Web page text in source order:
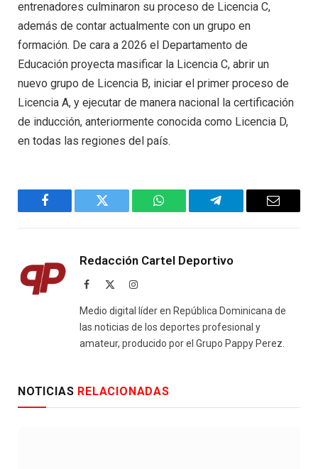
entrenadores culminaron su proceso de Licencia C,
además de contar actualmente con un grupo en
formación. De cara a 2026 el Departamento de
Educación proyecta masificar la Licencia C, abrir un
nuevo grupo de Licencia B, iniciar el primer proceso de
Licencia A, y ejecutar de manera nacional la certificación
de inducción, anteriormente conocida como Licencia D,
en todas las regiones del país.
Facebook Twitter WhatsAppTelegram Email
Redacción Cartel Deportivo
Facebook Instagram
Medio digital líder en República Dominicana de
las noticias de los deportes profesional y
amateur, producido por el Grupo Pappy Perez.
NOTICIAS RELACIONADAS